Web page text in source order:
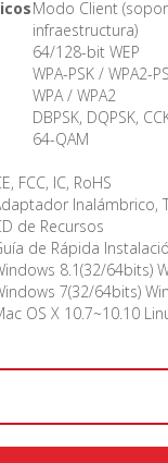
Modo Client
infraestructura)
64/128-bit WEP
WPA-PSK / WPA2-
WPA / WPA2
DBPSK, DQPSK,
64-QAM
FCC, IC, RoHS
Inalámbrico,
de Recursos
de Rápida
8.1(32/64bits)
7(32/64bits)
OS X 10.7~10.10